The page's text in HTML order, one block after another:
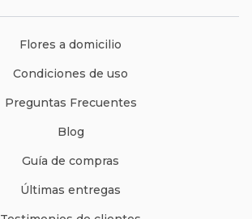
Flores a domicilio
Condiciones de uso
Preguntas Frecuentes
Blog
Guía de compras
Últimas entregas